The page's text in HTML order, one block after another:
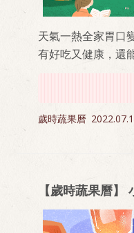
天氣一熱全家胃口
有好吃又健康，還
歲時蔬果曆
【歲時蔬果曆